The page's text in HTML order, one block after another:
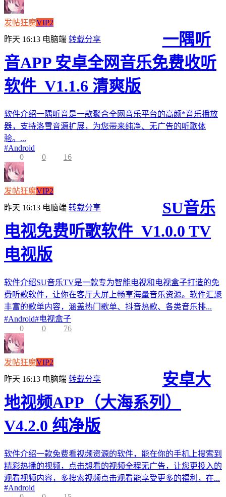
发帖狂魔VIP2
昨天 16:13 电脑端 转载分享
一隅听
音APP 安卓全网音乐免费收听
软件_V1.1.6 清爽版
软件介绍一隅听音是一款聚合全网音乐平台的高颜*音乐播放
器，支持洛雪音源扩展，为您带来纯净、无广告的听歌体
验。...
#Android
0
0 16
发帖狂魔VIP2
昨天 16:13 电脑端 转载分享
SU音乐
电视免费听歌软件_V1.0.0 TV
电视版
软件介绍SU音乐TV是一款专为智能电视和电视盒子打造的免
费听歌软件，让你在客厅大屏上畅享海量音乐资源。软件汇聚
丰富的歌单内容，涵盖热门歌单、抖音热歌、各类音乐排...
#Android#电视盒子
0
0 76
发帖狂魔VIP2
昨天 16:13 电脑端 转载分享
安卓大
地视频APP（大海系列）
V4.2.0 纯净版
软件介绍一款免费看视频资源的软件，能在你的手机上搜索到
精彩热播的视频，点击想看的视频全程无广告，让您更投入的
观看视频内容，多搜索视频点击观看能享受更多的福利，在...
#Android